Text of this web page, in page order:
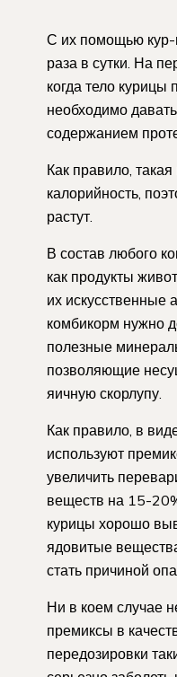
С их помощью кур-
раза в сутки. На
когда тело курицы
необходимо
содержанием
Как правило,
калорийность,
растут.
В состав любого
как продукты
их искусственные
комбикорм нужно
полезные
позволяющие
яичную скорлупу.
Как правило, в
используют
увеличить
веществ на 15-
курицы хорошо
ядовитые
стать причиной
Ни в коем случае
премиксы в
передозировки